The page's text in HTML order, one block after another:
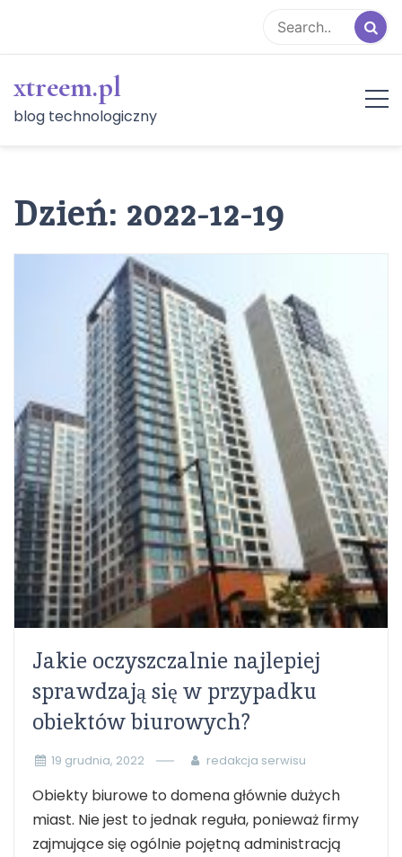
content
xtreem.pl
blog technologiczny
Dzień: 2022-12-19
Jakie oczyszczalnie najlepiej
sprawdzają się w przypadku
obiektów biurowych?
19 grudnia, 2022 redakcja serwisu
Obiekty biurowe to domena głównie dużych
miast. Nie jest to jednak reguła, ponieważ firmy
zajmujące się ogólnie pojętną administracją